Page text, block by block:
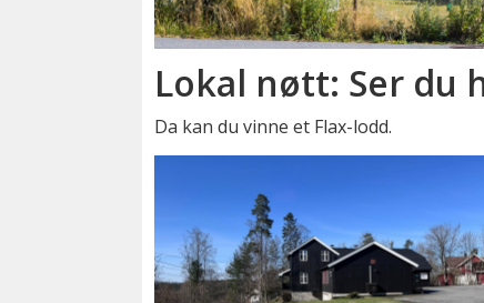
Lokal nøtt: Ser du
Da kan du vinne et Flax-lodd.